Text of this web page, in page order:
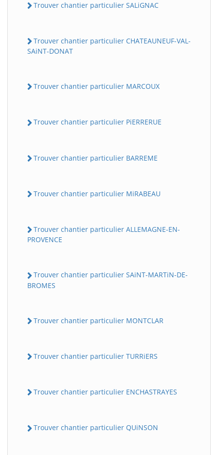
Trouver chantier particulier SALiGNAC
Trouver chantier particulier CHATEAUNEUF-VAL-
SAiNT-DONAT
Trouver chantier particulier MARCOUX
Trouver chantier particulier PiERRERUE
Trouver chantier particulier BARREME
Trouver chantier particulier MiRABEAU
Trouver chantier particulier ALLEMAGNE-EN-
PROVENCE
Trouver chantier particulier SAiNT-MARTiN-DE-
BROMES
Trouver chantier particulier MONTCLAR
Trouver chantier particulier TURRiERS
Trouver chantier particulier ENCHASTRAYES
Trouver chantier particulier QUiNSON